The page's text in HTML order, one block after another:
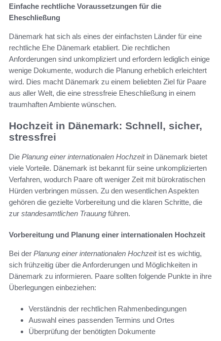
Einfache rechtliche Voraussetzungen für die
Eheschließung
Dänemark hat sich als eines der einfachsten Länder für eine
rechtliche Ehe Dänemark etabliert. Die rechtlichen
Anforderungen sind unkompliziert und erfordern lediglich einige
wenige Dokumente, wodurch die Planung erheblich erleichtert
wird. Dies macht Dänemark zu einem beliebten Ziel für Paare
aus aller Welt, die eine stressfreie Eheschließung in einem
traumhaften Ambiente wünschen.
Hochzeit in Dänemark: Schnell, sicher,
stressfrei
Die Planung einer internationalen Hochzeitin Dänemark bietet
viele Vorteile. Dänemark ist bekannt für seine unkomplizierten
Verfahren, wodurch Paare oft weniger Zeit mit bürokratischen
Hürden verbringen müssen. Zu den wesentlichen Aspekten
gehören die gezielte Vorbereitung und die klaren Schritte, die
zur standesamtlichen Trauung führen.
Vorbereitung und Planung einer internationalen Hochzeit
Bei der Planung einer internationalen Hochzeitist es wichtig,
sich frühzeitig über die Anforderungen und Möglichkeiten in
Dänemark zu informieren. Paare sollten folgende Punkte in ihre
Überlegungen einbeziehen:
Verständnis der rechtlichen Rahmenbedingungen
Auswahl eines passenden Termins und Ortes
Überprüfung der benötigten Dokumente